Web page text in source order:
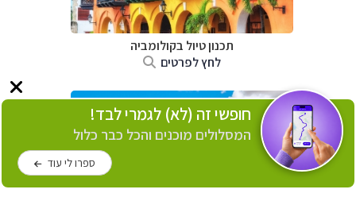
תכנון טיול בקולומביה
לחץ לפרטים
חופשי זה (לא) לגמרי לבד!
המסלולים מוכנים והכל כבר כלול
ספרו לי עוד